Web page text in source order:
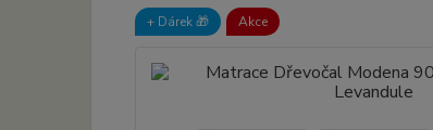
+ Dárek️ 🎁 Akce